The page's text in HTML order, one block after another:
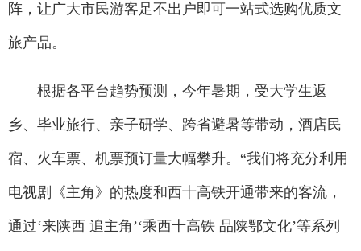
阵，让广大市民游客足不出户即可一站式选购优质文
旅产品。
根据各平台趋势预测，今年暑期，受大学生返
乡、毕业旅行、亲子研学、跨省避暑等带动，酒店民
宿、火车票、机票预订量大幅攀升。“我们将充分利用
电视剧《主角》的热度和西十高铁开通带来的客流，
通过‘来陕西 追主角’‘乘西十高铁 品陕鄂文化’等系列